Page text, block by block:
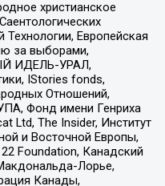
христианское
Европейская
за выборами,
ИДЕЛЬ-УРАЛ,
IStories fonds,
Отношений,
Фонд имени Генриха
Ltd, The Insider, Институт
и Восточной Европы,
Foundation, Канадский
Лорье,
Канады,